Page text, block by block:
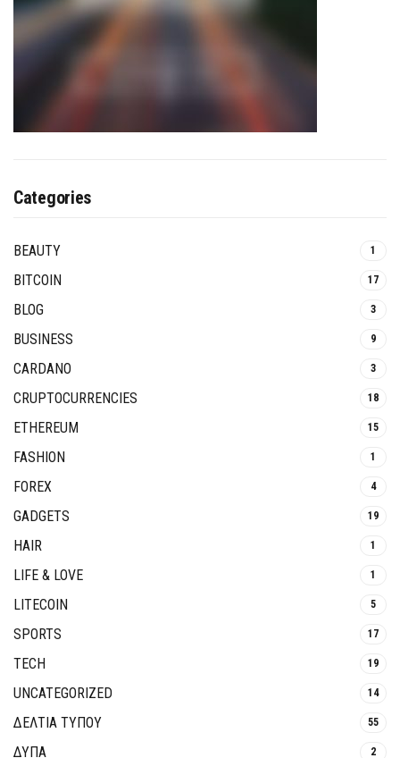
Categories
BEAUTY 1
BITCOIN 17
BLOG 3
BUSINESS 9
CARDANO 3
CRUPTOCURRENCIES 18
ETHEREUM 15
FASHION 1
FOREX 4
GADGETS 19
HAIR 1
LIFE & LOVE 1
LITECOIN 5
SPORTS 17
TECH 19
UNCATEGORIZED 14
ΔΕΛΤΙΑ ΤΥΠΟΥ 55
ΔΥΠΑ 2